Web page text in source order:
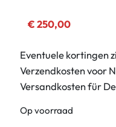
€250,00
Eventuele kortingen
Verzendkosten voor
Versandkosten für
Op voorraad